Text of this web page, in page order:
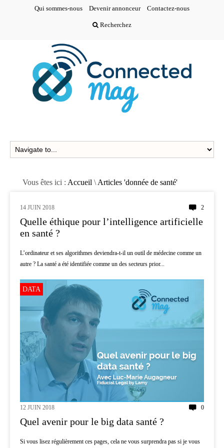
Qui sommes-nous Devenir annonceur Contactez-nous
Recherchez
Vous êtes ici : Accueil \ Articles 'donnée de santé'
AI
14 JUIN 2018 2
Quelle éthique pour l’intelligence artificielle
en santé ?
L’ordinateur et ses algorithmes deviendra-t-il un outil de médecine comme un
autre ? La santé a été identifiée comme un des secteurs prior...
DATA
12 JUIN 2018 0
Quel avenir pour le big data santé ?
Si vous lisez régulièrement ces pages, cela ne vous surprendra pas si je vous